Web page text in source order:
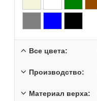
Все цвета:
Производство:
Материал верха: